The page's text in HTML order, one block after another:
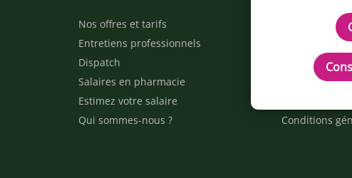
Nos offres et tarifs
Entretiens professionnels
Dispatch
Salaires en pharmacie
Estimez votre salaire
Qui sommes-nous ?
Nos articles
Besoin d'aide ?
Contactez-
Notre espace
Conditions